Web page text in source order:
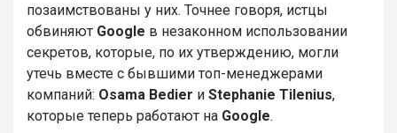
позаимствованы у них. Точнее говоря, истцы
обвиняют Google в незаконном использовании
секретов, которые, по их утверждению, могли
утечь вместе с бывшими топ-менеджерами
компаний: Osama Bedier и Stephanie Tilenius,
которые теперь работают на Google.